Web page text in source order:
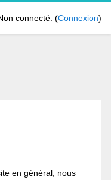
connecté. (Connexion)
en général, nous